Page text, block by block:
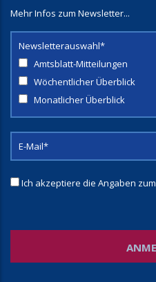
Mehr Infos zum Newsletter...
Newsletterauswahl*
Amtsblatt-Mitteilungen
Wöchentlicher Überblick
Monatlicher Überblick
Ich akzeptiere die Angaben zum